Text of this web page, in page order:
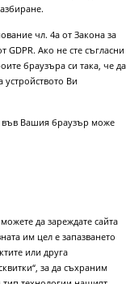
чл. 4а от Закона за
GDPR. Ако не сте съгласни
браузъра си така, че да
Ви
във Вашия браузър може
да зареждате сайта
им цел е запазването
или друга
за да съхраним